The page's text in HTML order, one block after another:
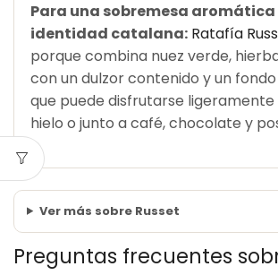
Para una sobremesa aromática
identidad catalana: Ratafía
porque combina nuez verde,
con un dulzor contenido y un
que puede disfrutarse
hielo o junto a café, chocolate y
Ver más sobre Russet
Preguntas frecuentes